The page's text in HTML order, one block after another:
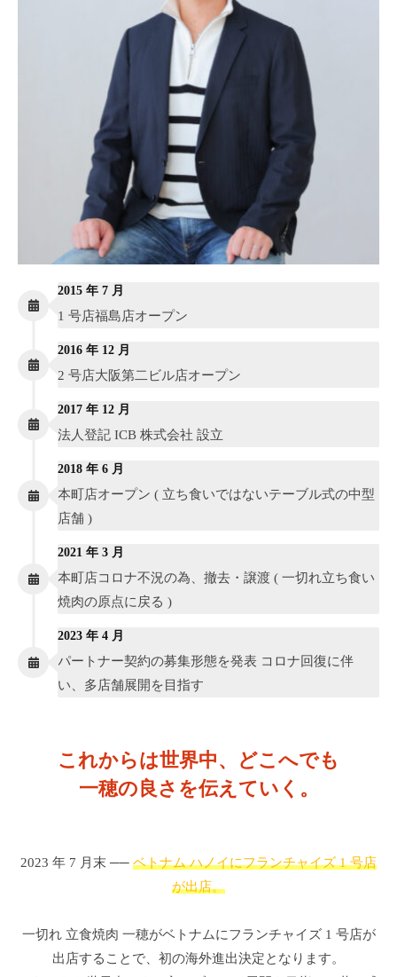
2015 年 7 月
1 号店福島店オープン
2016 年 12 月
2 号店大阪第二ビル店オープン
2017 年 12 月
法人登記 ICB 株式会社 設立
2018 年 6 月
本町店オープン ( 立ち食いではないテーブル式の中型
店舗 )
2021 年 3 月
本町店コロナ不況の為、撤去・譲渡 ( 一切れ立ち食い
焼肉の原点に戻る )
2023 年 4 月
パートナー契約の募集形態を発表 コロナ回復に伴
い、多店舗展開を目指す
これからは世界中、どこへでも
一穂の良さを伝えていく。
2023 年 7 月末 ── ベトナム ハノイにフランチャイズ 1 号店
が出店。
一切れ 立食焼肉 一穂がベトナムにフランチャイズ 1 号店が
出店することで、初の海外進出決定となります。